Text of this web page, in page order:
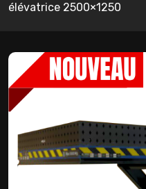
élévatrice 2500×1250